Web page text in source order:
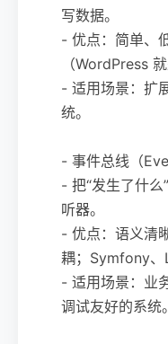
写数据。
- 优点：简单、
（WordPress
- 适用场景：扩
统。
- 事件总线（
- 把“发生了什
听器。
- 优点：语义清
耦；Symfony、
- 适用场景：业
调试友好的系统。